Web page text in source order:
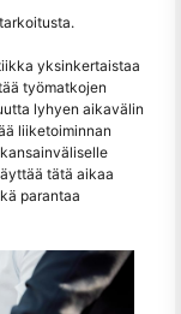
yksinkertaistaa
työmatkojen
lyhyen aikavälin
liiketoiminnan
tätä aikaa
parantaa